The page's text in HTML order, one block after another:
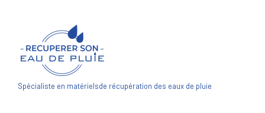
Spécialiste en matérielsde récupération des eaux de pluie